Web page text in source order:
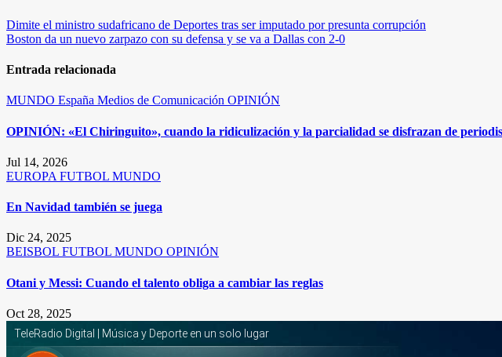
Navegación
de
entradas
Dimite el ministro sudafricano de Deportes tras ser imputado por presunta corrupción
Boston da un nuevo zarpazo con su defensa y se va a Dallas con 2-0
Entrada relacionada
MUNDO España Medios de Comunicación OPINIÓN
OPINIÓN: «El Chiringuito», cuando la ridiculización y la parcialidad se disfrazan de
Jul 14, 2026
EUROPA FUTBOL MUNDO
En Navidad también se juega
Dic 24, 2025
BEISBOL FUTBOL MUNDO OPINIÓN
Otani y Messi: Cuando el talento obliga a cambiar las reglas
Oct 28, 2025